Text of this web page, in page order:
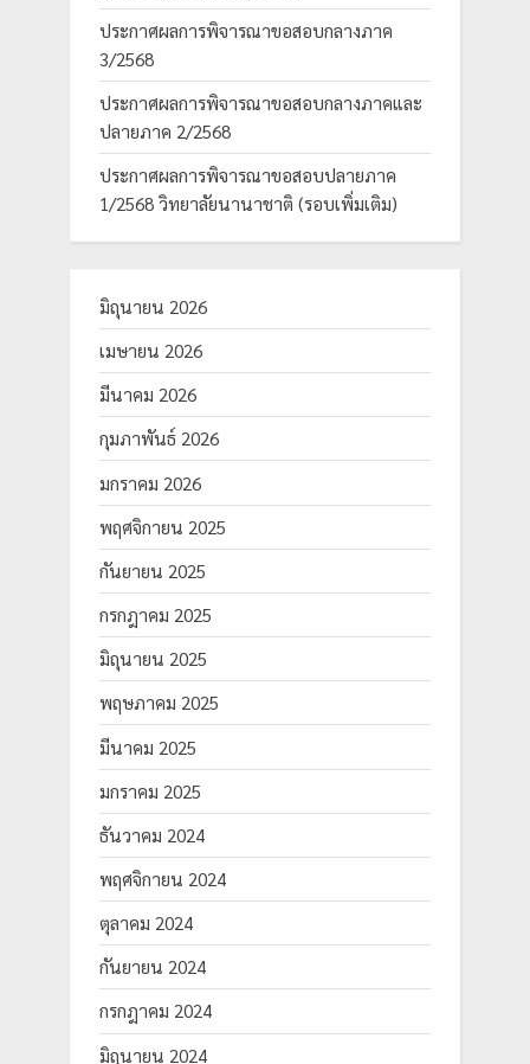
ประกาศผลการพิจารณาขอสอบกลางภาค
3/2568
ประกาศผลการพิจารณาขอสอบกลางภาคและ
ปลายภาค 2/2568
ประกาศผลการพิจารณาขอสอบปลายภาค
1/2568 วิทยาลัยนานาชาติ (รอบเพิ่มเติม)
มิถุนายน 2026
เมษายน 2026
มีนาคม 2026
กุมภาพันธ์ 2026
มกราคม 2026
พฤศจิกายน 2025
กันยายน 2025
กรกฎาคม 2025
มิถุนายน 2025
พฤษภาคม 2025
มีนาคม 2025
มกราคม 2025
ธันวาคม 2024
พฤศจิกายน 2024
ตุลาคม 2024
กันยายน 2024
กรกฎาคม 2024
มิถุนายน 2024